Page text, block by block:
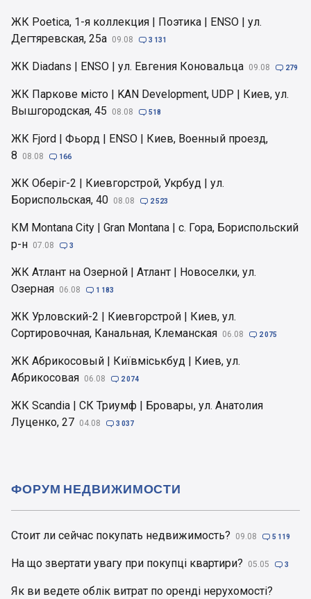
ЖК Poetica, 1-я коллекция | Поэтика | ENSO | ул.
Дегтяревская, 25а 09.08  3 131
ЖК Diadans | ENSO | ул. Евгения Коновальца 09.08  279
ЖК Паркове місто | KAN Development, UDP | Киев, ул.
Вышгородская, 45
08.08  518
ЖК Fjord | Фьорд | ENSO | Киев, Военный проезд,
8
08.08  166
ЖК Оберіг-2 | Киевгорстрой, Укрбуд | ул.
Бориспольская, 40 08.08  2 523
КМ Montana City | Gran Montana | с. Гора, Бориспольский
р-н 07.08  3
ЖК Атлант на Озерной | Атлант | Новоселки, ул.
Озерная 06.08  1 183
ЖК Урловский-2 | Киевгорстрой | Киев, ул.
Сортировочная, Канальная, Клеманская 06.08  2 075
ЖК Абрикосовый | Київміськбуд | Киев, ул.
Абрикосовая 06.08  2 074
ЖК Scandia | СК Триумф | Бровары, ул. Анатолия
Луценко, 27 04.08  3 037
Стоит ли сейчас покупать недвижимость? 09.08  5 119
На що звертати увагу при покупці квартири? 05.05  3
Як ви ведете облік витрат по оренді нерухомості?
ФОРУМ НЕДВИЖИМОСТИ